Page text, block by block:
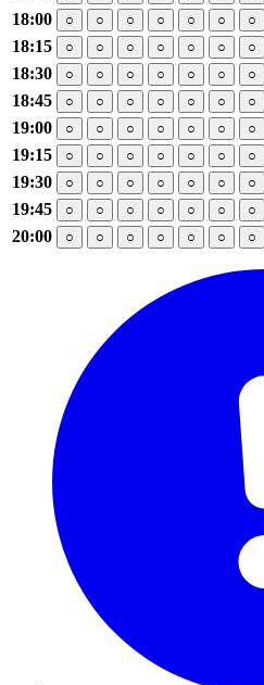
18:00 ○ ○ ○ ○ ○ ○ ○
18:15 ○ ○ ○ ○ ○ ○ ○
18:30 ○ ○ ○ ○ ○ ○ ○
18:45 ○ ○ ○ ○ ○ ○ ○
19:00 ○ ○ ○ ○ ○ ○ ○
19:15 ○ ○ ○ ○ ○ ○ ○
19:30 ○ ○ ○ ○ ○ ○ ○
19:45 ○ ○ ○ ○ ○ ○ ○
20:00 ○ ○ ○ ○ ○ ○ ○